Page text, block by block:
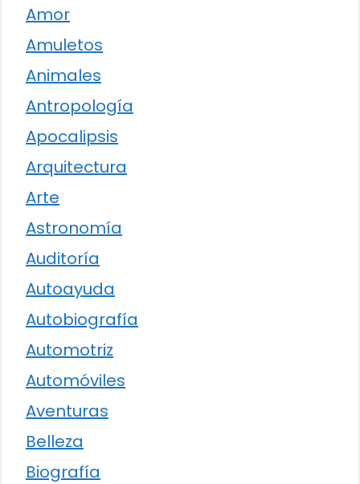
Amor
Amuletos
Animales
Antropología
Apocalipsis
Arquitectura
Arte
Astronomía
Auditoría
Autoayuda
Autobiografía
Automotriz
Automóviles
Aventuras
Belleza
Biografía